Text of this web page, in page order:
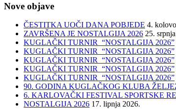
Nove objave
ČESTITKA UOČI DANA POBJEDE 4.
ZAVRŠENA JE NOSTALGIJA 2026 25.
KUGLAČKI TURNIR “NOSTALGIJA 2026”
KUGLAČKI TURNIR “NOSTALGIJA 2026”
KUGLAČKI TURNIR “NOSTALGIJA 2026”
KUGLAČKI TURNIR “NOSTALGIJA 2026”
KUGLAČKI TURNIR “NOSTALGIJA 2026”
90. GODINA KUGLAČKOG KLUBA
6. KARLOVAČKI FESTIVAL SPORTSKE
NOSTALGIJA 2026 17. lipnja 2026.